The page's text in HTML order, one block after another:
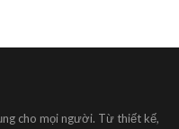
cho mọi người. Từ thiết kế,